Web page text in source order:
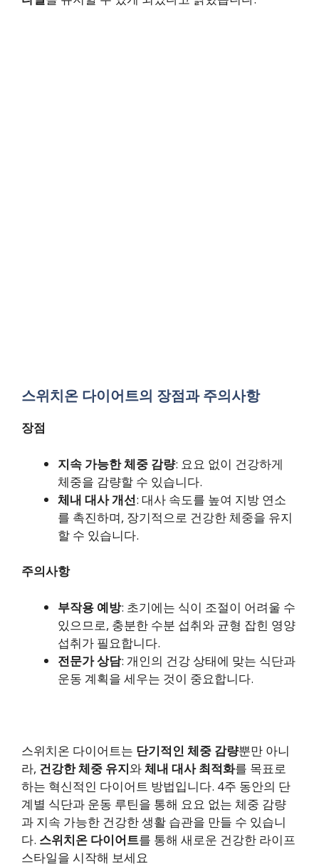
스위치온 다이어트의 장점과 주의사항
장점
지속 가능한 체중 감량: 요요 없이 건강하게
체중을 감량할 수 있습니다.
체내 대사 개선: 대사 속도를 높여 지방 연소
를 촉진하며, 장기적으로 건강한 체중을 유지
할 수 있습니다.
주의사항
부작용 예방: 초기에는 식이 조절이 어려울 수
있으므로, 충분한 수분 섭취와 균형 잡힌 영양
섭취가 필요합니다.
전문가 상담: 개인의 건강 상태에 맞는 식단과
운동 계획을 세우는 것이 중요합니다.
스위치온 다이어트는 단기적인 체중 감량뿐만 아니
라, 건강한 체중 유지와체내 대사 최적화를 목표로
하는 혁신적인 다이어트 방법입니다. 4주 동안의 단
계별 식단과 운동 루틴을 통해 요요 없는 체중 감량
과 지속 가능한 건강한 생활 습관을 만들 수 있습니
다. 스위치온 다이어트를 통해 새로운 건강한 라이프
스타일을 시작해 보세요